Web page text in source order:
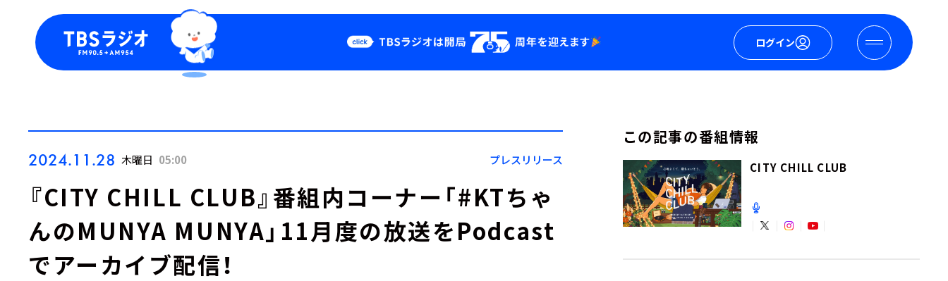
ログイン
Podcast
YouTube
会社情報
2024.11.28 木曜日 05:00 プレスリリース
『CITY CHILL CLUB』番組内コーナー「#KTちゃ
んのMUNYA MUNYA」11月度の放送をPodcast
でアーカイブ配信！
この記事の番組情報
CITY CHILL CLUB